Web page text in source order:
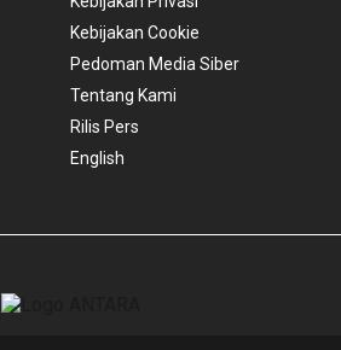
Kebijakan Cookie
Pedoman Media Siber
Tentang Kami
Rilis Pers
English